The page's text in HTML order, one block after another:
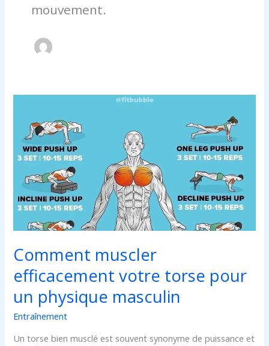
mouvement.
Comment muscler
efficacement votre torse pour
un physique masculin
Entraînement
Un torse bien musclé est souvent synonyme de puissance et
efficacement
votre
torse
physique
masculin